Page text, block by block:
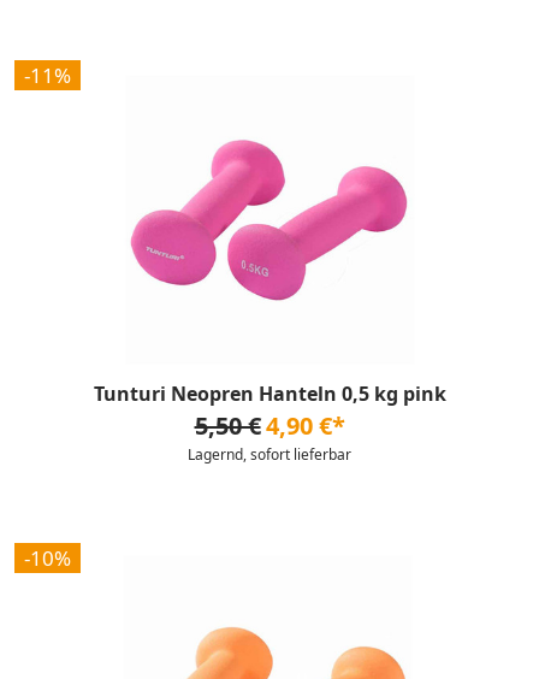
-11%
Tunturi Neopren Hanteln 0,5 kg pink
5,50 €4,90 €*
Lagernd, sofort lieferbar
-10%